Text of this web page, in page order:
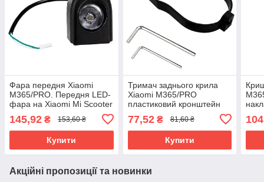
Фара передня Xiaomi
M365/PRO. Передня LED-
фара на Xiaomi Mi Scooter
145,92 ₴ 153,60 ₴
Купити
Тримач заднього крила
Xiaomi M365/PRO
пластиковий кронштейн
підтримка + ключі. Чорний
кронштейн під колеса 8,5"
і 10"
77,52₴ 81,60 ₴
Купити
Акційні пропозиції та новинки